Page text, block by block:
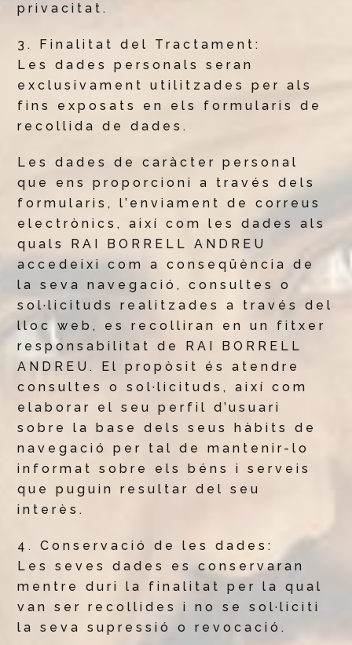
privacitat.
3. Finalitat del Tractament:
Les dades personals seran
exclusivament utilitzades per als
fins exposats en els formularis de
recollida de dades.
Les dades de caràcter personal
que ens proporcioni a través dels
formularis, l’enviament de correus
electrònics, així com les dades als
quals RAI BORRELL ANDREU
accedeixi com a conseqüència de
la seva navegació, consultes o
sol·licituds realitzades a través del
lloc web, es recolliran en un fitxer
responsabilitat de RAI BORRELL
ANDREU. El propòsit és atendre
consultes o sol·licituds, així com
elaborar el seu perfil d’usuari
sobre la base dels seus hàbits de
navegació per tal de mantenir-lo
informat sobre els béns i serveis
que puguin resultar del seu
interès.
4. Conservació de les dades:
Les seves dades es conservaran
mentre duri la finalitat per la qual
van ser recollides i no se sol·liciti
la seva supressió o revocació.